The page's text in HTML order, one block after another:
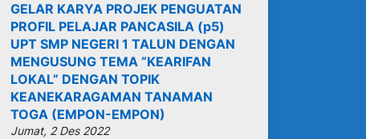
GELAR KARYA PROJEK PENGUATAN
PROFIL PELAJAR PANCASILA (p5)
UPT SMP NEGERI 1 TALUN DENGAN
MENGUSUNG TEMA “KEARIFAN
LOKAL” DENGAN TOPIK
KEANEKARAGAMAN TANAMAN
TOGA (EMPON-EMPON)
Jumat, 2 Des 2022